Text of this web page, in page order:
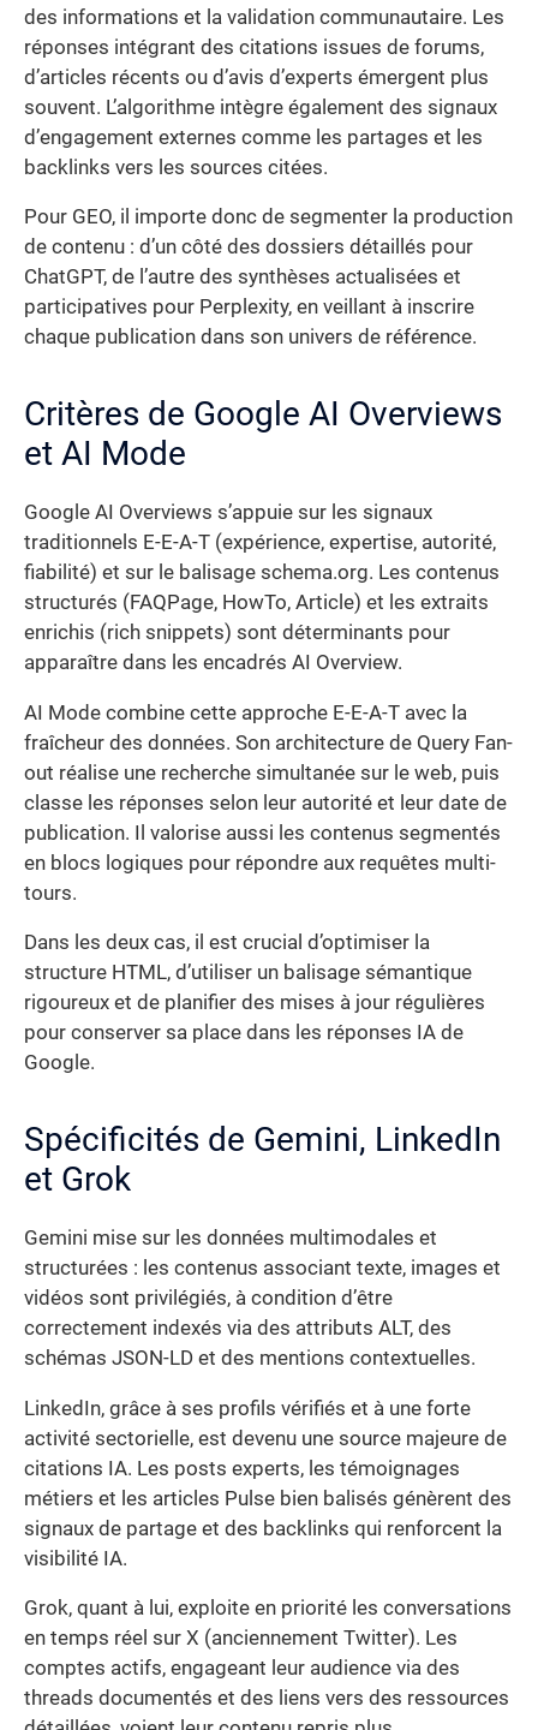
des informations et la validation communautaire. Les
réponses intégrant des citations issues de forums,
d’articles récents ou d’avis d’experts émergent plus
souvent. L’algorithme intègre également des signaux
d’engagement externes comme les partages et les
backlinks vers les sources citées.
Pour GEO, il importe donc de segmenter la production
de contenu : d’un côté des dossiers détaillés pour
ChatGPT, de l’autre des synthèses actualisées et
participatives pour Perplexity, en veillant à inscrire
chaque publication dans son univers de référence.
Critères de Google AI Overviews
et AI Mode
Google AI Overviews s’appuie sur les signaux
traditionnels E-E-A-T (expérience, expertise, autorité,
fiabilité) et sur le balisage schema.org. Les contenus
structurés (FAQPage, HowTo, Article) et les extraits
enrichis (rich snippets) sont déterminants pour
apparaître dans les encadrés AI Overview.
AI Mode combine cette approche E-E-A-T avec la
fraîcheur des données. Son architecture de Query Fan-
out réalise une recherche simultanée sur le web, puis
classe les réponses selon leur autorité et leur date de
publication. Il valorise aussi les contenus segmentés
en blocs logiques pour répondre aux requêtes multi-
tours.
Dans les deux cas, il est crucial d’optimiser la
structure HTML, d’utiliser un balisage sémantique
rigoureux et de planifier des mises à jour régulières
pour conserver sa place dans les réponses IA de
Google.
Spécificités de Gemini, LinkedIn
et Grok
Gemini mise sur les données multimodales et
structurées : les contenus associant texte, images et
vidéos sont privilégiés, à condition d’être
correctement indexés via des attributs ALT, des
schémas JSON-LD et des mentions contextuelles.
LinkedIn, grâce à ses profils vérifiés et à une forte
activité sectorielle, est devenu une source majeure de
citations IA. Les posts experts, les témoignages
métiers et les articles Pulse bien balisés génèrent des
signaux de partage et des backlinks qui renforcent la
visibilité IA.
Grok, quant à lui, exploite en priorité les conversations
en temps réel sur X (anciennement Twitter). Les
comptes actifs, engageant leur audience via des
threads documentés et des liens vers des ressources